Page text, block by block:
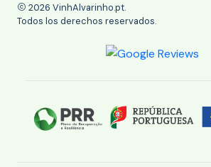
2026 VinhAlvarinho.pt.
Todos los derechos reservados.